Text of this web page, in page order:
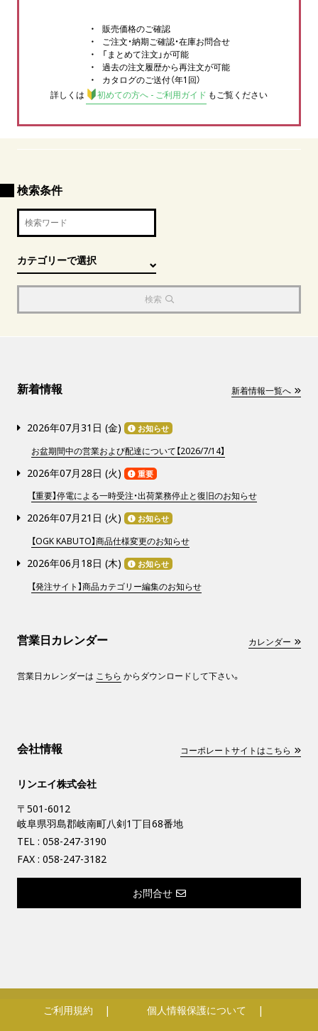
販売価格のご確認
ご注文・納期ご確認・在庫お問合せ
「まとめて注文」が可能
過去の注文履歴から再注文が可能
カタログのご送付（年1回）
詳しくは
初めての方へ - ご利用ガイド もご覧ください
検索条件
検索
新着情報 新着情報一覧へ
2026年07月31日 (金) お知らせ
お盆期間中の営業および配達について【2026/7/14】
2026年07月28日 (火) 重要
【重要】停電による一時受注・出荷業務停止と復旧のお知らせ
2026年07月21日 (火) お知らせ
【OGK KABUTO】商品仕様変更のお知らせ
2026年06月18日 (木) お知らせ
【発注サイト】商品カテゴリー編集のお知らせ
営業日カレンダー カレンダー
営業日カレンダーは こちら からダウンロードして下さい。
会社情報 コーポレートサイトはこちら
リンエイ株式会社
〒501-6012
岐阜県羽島郡岐南町八剣1丁目68番地
TEL : 058-247-3190
FAX : 058-247-3182
お問合せ
ご利用規約 個人情報保護について